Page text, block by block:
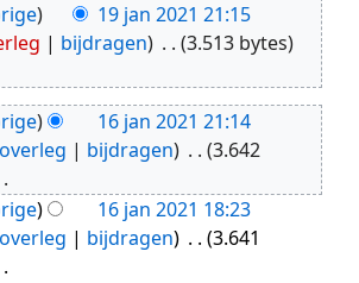
19 jan 2021 21:15
bijdragen
3.513 bytes
16 jan 2021 21:14
overleg bijdragen
3.642
16 jan 2021 18:23
overleg bijdragen
3.641